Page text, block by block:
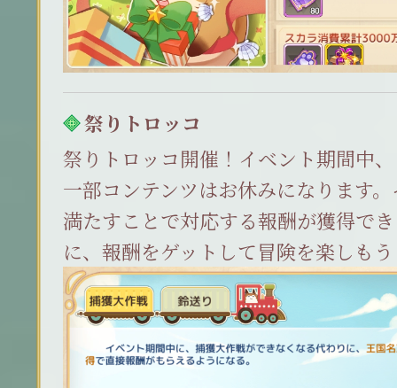
祭りトロッコ
祭りトロッコ開催！イベント期間中
一部コンテンツはお休みになります
満たすことで対応する報酬が獲得で
に、報酬をゲットして冒険を楽しも